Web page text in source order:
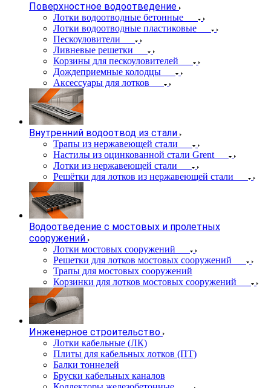
Поверхностное водоотведение
Лотки водоотводные бетонные
Лотки водоотводные пластиковые
Пескоуловители
Ливневые решетки
Корзины для пескоуловителей
Дождеприемные колодцы
Аксессуары для лотков
Внутренний водоотвод из стали
Трапы из нержавеющей стали
Настилы из оцинкованной стали Grent
Лотки из нержавеющей стали
Решётки для лотков из нержавеющей стали
Водоотведение с мостовых и пролетных
сооружений
Лотки мостовых сооружений
Решетки для лотков мостовых сооружений
Трапы для мостовых сооружений
Корзинки для лотков мостовых сооружений
Инженерное строительство
Лотки кабельные (ЛК)
Плиты для кабельных лотков (ПТ)
Балки тоннелей
Бруски кабельных каналов